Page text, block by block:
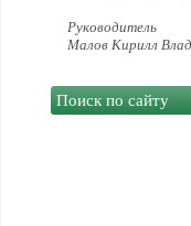
Руководитель
Малов Кирилл